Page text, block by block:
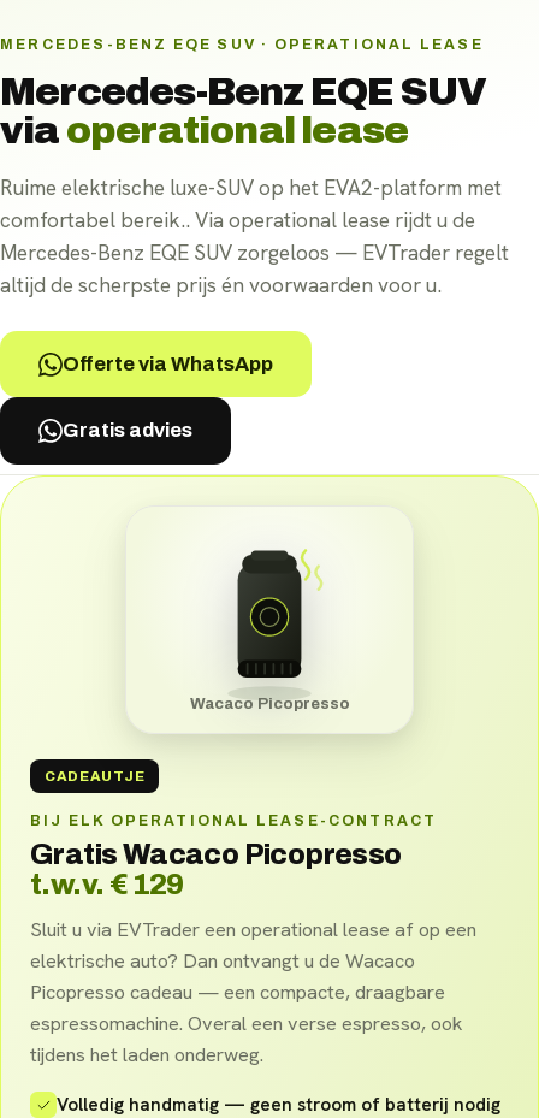
MERCEDES-BENZ EQE SUV · OPERATIONAL LEASE
Mercedes-Benz EQE SUV
via operational lease
Ruime elektrische luxe-SUV op het EVA2-platform met
comfortabel bereik.. Via operational lease rijdt u de
Mercedes-Benz EQE SUV zorgeloos — EVTrader regelt
altijd de scherpste prijs én voorwaarden voor u.
Offerte via WhatsApp
Gratis advies
CADEAUTJE
BIJ ELK OPERATIONAL LEASE-CONTRACT
Gratis Wacaco Picopresso
t.w.v. € 129
Sluit u via EVTrader een operational lease af op een
elektrische auto? Dan ontvangt u de Wacaco
Picopresso cadeau — een compacte, draagbare
espressomachine. Overal een verse espresso, ook
tijdens het laden onderweg.
Volledig handmatig — geen stroom of batterij nodig
Wacaco Picopresso